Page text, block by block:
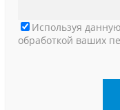
Используя
обработкой ваших